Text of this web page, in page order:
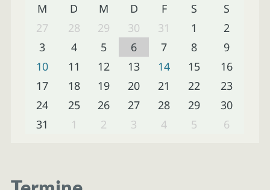
M D M D F S
S
27
28 29 30 31 1
2
3
4 5 6 7 8
9
10
11 12 13 14 15
16
17
18 19 20 21 22
23
24
25 26 27 28 29
30
31
1 2 3 4 5 6